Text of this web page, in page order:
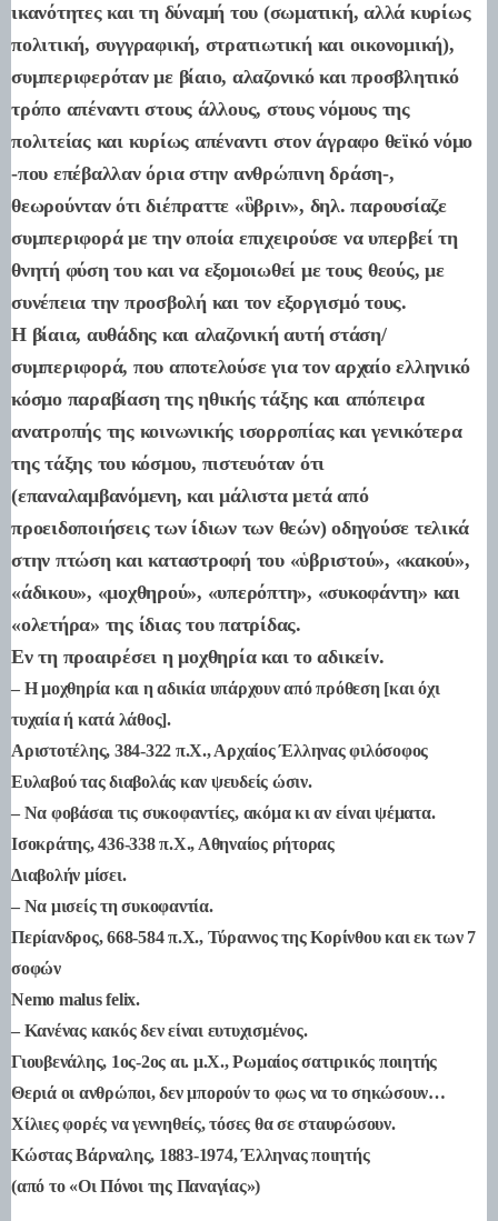
ικανότητες και τη δύναμή του (σωματική, αλλά κυρίως
πολιτική, συγγραφική, στρατιωτική και οικονομική),
συμπεριφερόταν με βίαιο, αλαζονικό και προσβλητικό
τρόπο απέναντι στους άλλους, στους νόμους της
πολιτείας και κυρίως απέναντι στον άγραφο θεϊκό νόμο
-που επέβαλλαν όρια στην ανθρώπινη δράση-,
θεωρούνταν ότι διέπραττε «ὓβριν», δηλ. παρουσίαζε
συμπεριφορά με την οποία επιχειρούσε να υπερβεί τη
θνητή φύση του και να εξομοιωθεί με τους θεούς, με
συνέπεια την προσβολή και τον εξοργισμό τους.
Η βίαια, αυθάδης και αλαζονική αυτή στάση/
συμπεριφορά, που αποτελούσε για τον αρχαίο ελληνικό
κόσμο παραβίαση της ηθικής τάξης και απόπειρα
ανατροπής της κοινωνικής ισορροπίας και γενικότερα
της τάξης του κόσμου, πιστευόταν ότι
(επαναλαμβανόμενη, και μάλιστα μετά από
προειδοποιήσεις των ίδιων των θεών) οδηγούσε τελικά
στην πτώση και καταστροφή του «ὑβριστού», «κακού»,
«άδικου», «μοχθηρού», «υπερόπτη», «συκοφάντη» και
«ολετήρα» της ίδιας του πατρίδας.
Εν τη προαιρέσει η μοχθηρία και το αδικείν.
– Η μοχθηρία και η αδικία υπάρχουν από πρόθεση [και όχι
τυχαία ή κατά λάθος].
Αριστοτέλης, 384-322 π.Χ., Αρχαίος Έλληνας φιλόσοφος
Ευλαβού τας διαβολάς καν ψευδείς ώσιν.
– Να φοβάσαι τις συκοφαντίες, ακόμα κι αν είναι ψέματα.
Ισοκράτης, 436-338 π.Χ., Αθηναίος ρήτορας
Διαβολήν μίσει.
– Να μισείς τη συκοφαντία.
Περίανδρος, 668-584 π.Χ., Τύραννος της Κορίνθου και εκ των 7
σοφών
Nemo malus felix.
– Κανένας κακός δεν είναι ευτυχισμένος.
Γιουβενάλης, 1ος-2ος αι. μ.Χ., Ρωμαίος σατιρικός ποιητής
Θεριά οι ανθρώποι, δεν μπορούν το φως να το σηκώσουν…
Χίλιες φορές να γεννηθείς, τόσες θα σε σταυρώσουν.
Κώστας Βάρναλης, 1883-1974, Έλληνας ποιητής
(από το «Οι Πόνοι της Παναγίας»)